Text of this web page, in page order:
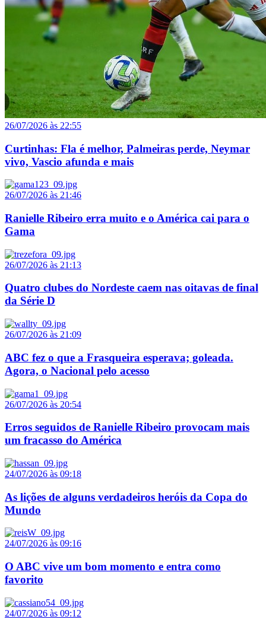
26/07/2026 às 22:55
Curtinhas: Fla é melhor, Palmeiras perde, Neymar
vivo, Vascio afunda e mais
26/07/2026 às 21:46
Ranielle Ribeiro erra muito e o América cai para o
Gama
26/07/2026 às 21:13
Quatro clubes do Nordeste caem nas oitavas de final
da Série D
26/07/2026 às 21:09
ABC fez o que a Frasqueira esperava; goleada.
Agora, o Nacional pelo acesso
26/07/2026 às 20:54
Erros seguidos de Ranielle Ribeiro provocam mais
um fracasso do América
24/07/2026 às 09:18
As lições de alguns verdadeiros heróis da Copa do
Mundo
24/07/2026 às 09:16
O ABC vive um bom momento e entra como
favorito
24/07/2026 às 09:12